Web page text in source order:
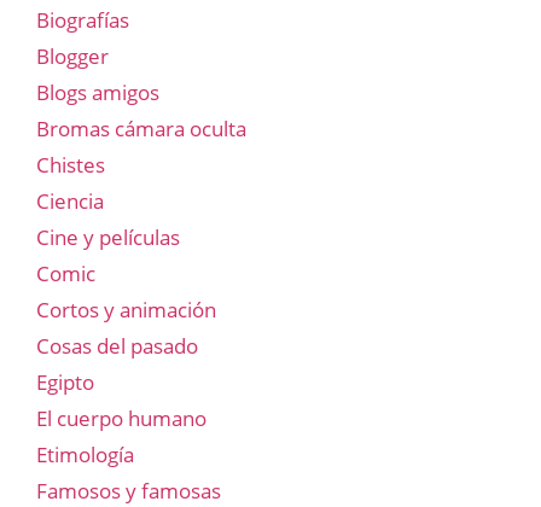
Biografías
Blogger
Blogs amigos
Bromas cámara oculta
Chistes
Ciencia
Cine y películas
Comic
Cortos y animación
Cosas del pasado
Egipto
El cuerpo humano
Etimología
Famosos y famosas